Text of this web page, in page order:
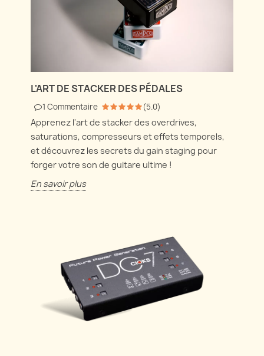
L'ART DE STACKER DES PÉDALES
1 Commentaire (5.0)
Apprenez l'art de stacker des overdrives,
saturations, compresseurs et effets temporels,
et découvrez les secrets du gain staging pour
forger votre son de guitare ultime !
En savoir plus